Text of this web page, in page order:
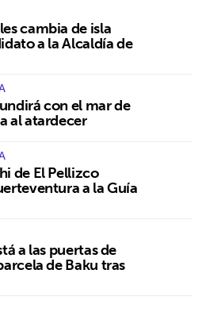
cambia de isla
a la Alcaldía de
con el mar de
al atardecer
de El Pellizco
a la Guía
a las puertas de
de Baku tras